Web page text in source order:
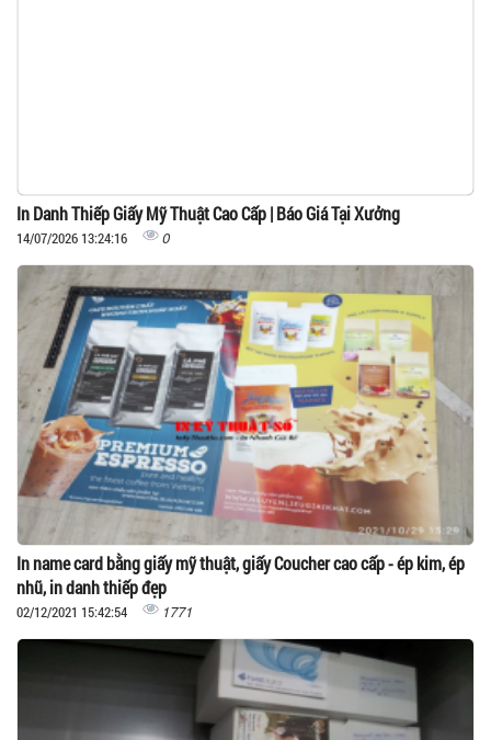
In Danh Thiếp Giấy Mỹ Thuật Cao Cấp | Báo Giá Tại Xưởng
14/07/2026 13:24:16 0
In name card bằng giấy mỹ thuật, giấy Coucher cao cấp - ép kim, ép
nhũ, in danh thiếp đẹp
02/12/2021 15:42:54 1771